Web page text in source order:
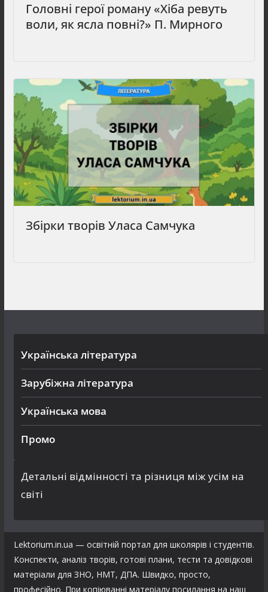
Головні герої роману «Хіба ревуть
воли, як ясла повні?» П. Мирного
Збірки творів Уласа Самчука
Українська література
Зарубіжна література
Українська мова
Промо
Детальні відмінності та різниця між усім на
світі
Lektorium.in.ua — освітній портал для школярів і студентів.
Конспекти, аналіз творів, готові плани, тести та довідкові
матеріали для ЗНО, НМТ, ДПА. Швидко, просто,
професійно. При копіюванні матеріалу посилання на наш